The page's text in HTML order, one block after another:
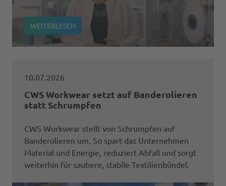
WEITERLESEN
10.07.2026
CWS Workwear setzt auf Banderolieren
statt Schrumpfen
CWS Workwear stellt von Schrumpfen auf
Banderolieren um. So spart das Unternehmen
Material und Energie, reduziert Abfall und sorgt
weiterhin für saubere, stabile Textilienbündel.